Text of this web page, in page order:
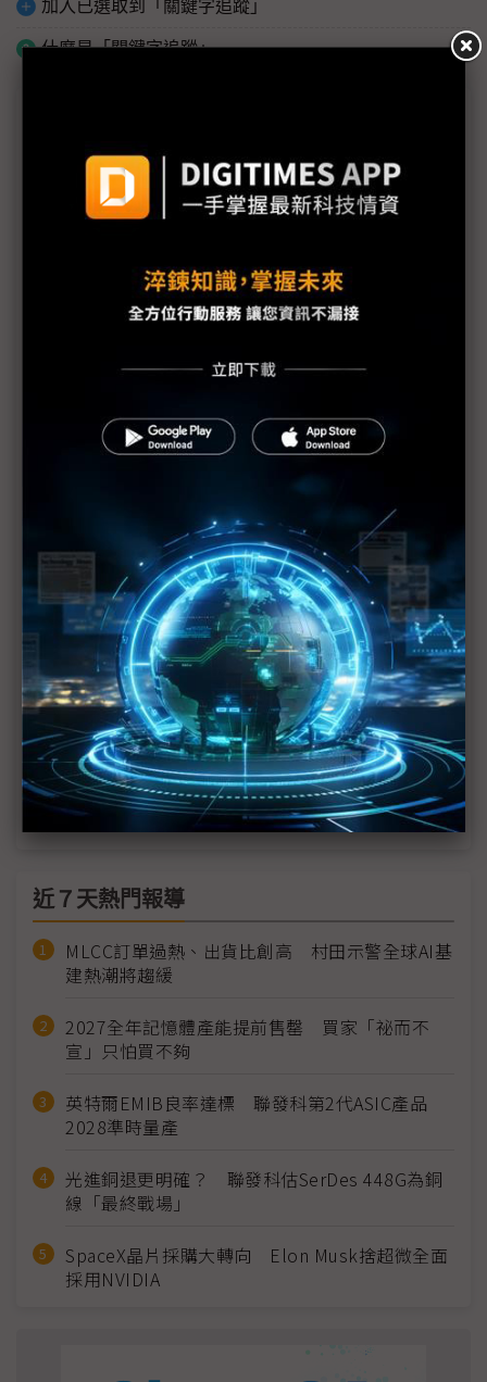
加入已選取到「關鍵字追蹤」
什麼是「關鍵字追蹤」
（獨家）自建FOPLP、PCB廠良率卡卡？ SpaceX
高層傳4月底訪台固樁
英特爾加入Terafab計畫 18A製程切入TW算力級別
空AI敘事啟動資本市場壓力測試
（獨家）TOPCon鎖地表、HJT進軍太空 Tesla攜
車廠AI機器人擂台賽開戰 Tesla Optimus對決
NVIDIA影武者聯盟
（獨家）Elon Musk太空野心升溫 台系太陽能為何
成為高風險選項？
（獨家）Elon Musk點燃太空太陽光電藍圖 中系太
陽能廠卻急忙集體澄清？
傳Elon Musk團隊考察中系供應鏈 鎖定異質結構與
鈣鈦礦
近７天熱門報導
MLCC訂單過熱、出貨比創高 村田示警全球AI基
建熱潮將趨緩
2027全年記憶體產能提前售罄 買家「祕而不
宣」只怕買不夠
英特爾EMIB良率達標 聯發科第2代ASIC產品
2028準時量產
光進銅退更明確？ 聯發科估SerDes 448G為銅
線「最終戰場」
SpaceX晶片採購大轉向 Elon Musk捨超微全面
採用NVIDIA